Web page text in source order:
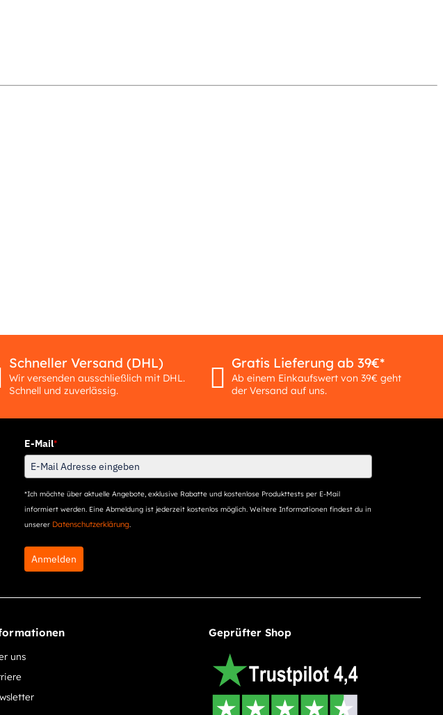
Schneller Versand (DHL)
Wir versenden ausschließlich mit DHL.
Schnell und zuverlässig.
Gratis Lieferung ab 39€*
Ab einem Einkaufswert von 39€ geht
der Versand auf uns.
E-Mail*
*Ich möchte über aktuelle Angebote, exklusive Rabatte und kostenlose Produkttests per E-Mail
informiert werden. Eine Abmeldung ist jederzeit kostenlos möglich. Weitere Informationen findest du in
unserer Datenschutzerklärung.
Anmelden
uns
Geprüfter Shop